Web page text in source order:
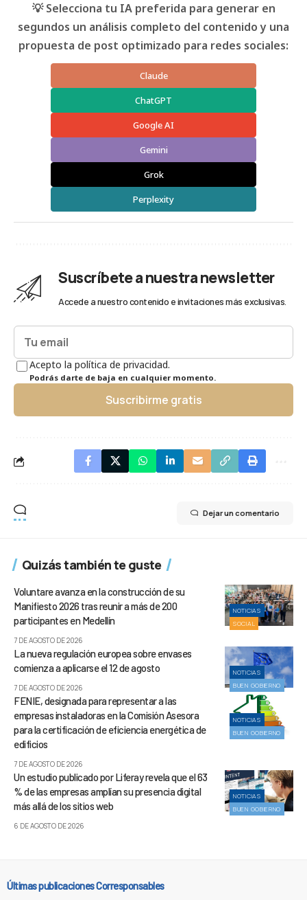
💡 Selecciona tu IA preferida para generar en
segundos un análisis completo del contenido y una
propuesta de post optimizado para redes sociales:
Claude
ChatGPT
Google AI
Gemini
Grok
Perplexity
Suscríbete a nuestra newsletter
Accede a nuestro contenido e invitaciones más exclusivas.
Acepto la política de privacidad.
Podrás darte de baja en cualquier momento.
Suscribirme gratis
Dejar un comentario
Quizás también te guste
NOTICIAS
SOCIAL
Voluntare avanza en la construcción de su
Manifiesto 2026 tras reunir a más de 200
participantes en Medellín
7 DE AGOSTO DE 2026
NOTICIAS
BUEN GOBIERNO
La nueva regulación europea sobre envases
comienza a aplicarse el 12 de agosto
7 DE AGOSTO DE 2026
NOTICIAS
BUEN GOBIERNO
FENIE, designada para representar a las
empresas instaladoras en la Comisión Asesora
para la certificación de eficiencia energética de
edificios
7 DE AGOSTO DE 2026
NOTICIAS
BUEN GOBIERNO
Un estudio publicado por Liferay revela que el 63
% de las empresas amplían su presencia digital
más allá de los sitios web
6 DE AGOSTO DE 2026
Últimas publicaciones Corresponsables